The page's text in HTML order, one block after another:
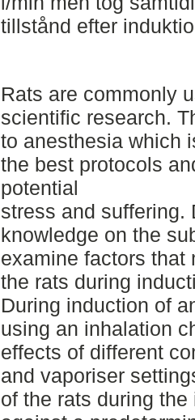
tillstånd efter
Rats are commonly
scientific research.
to anesthesia which
the best protocols
potential
stress and suffering.
knowledge on the
examine factors that
the rats during
During induction of
using an inhalation
effects of different
and vaporiser
of the rats during